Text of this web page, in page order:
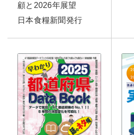
顧と2026年展望
日本食糧新聞発行